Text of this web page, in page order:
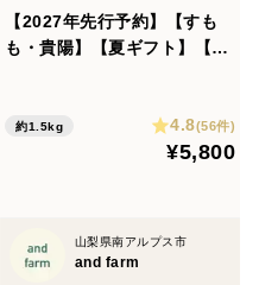
【2027年先行予約】【すも
も・貴陽】【夏ギフト】【朝
約1.5kg 4.8(56件)
¥5,800
山梨県南アルプス市
and farm